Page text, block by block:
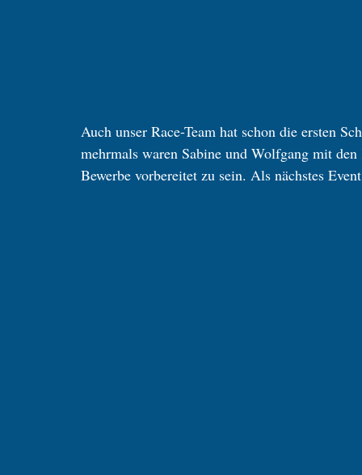
Auch unser Race-Team hat schon die ersten
mehrmals waren Sabine und Wolfgang mit
Bewerbe vorbereitet zu sein. Als nächstes